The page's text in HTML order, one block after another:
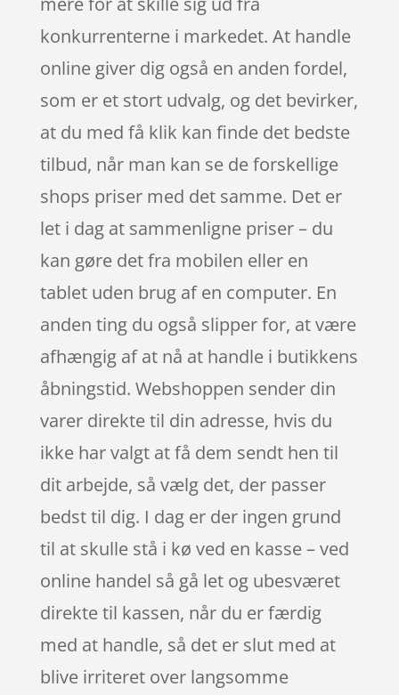
konkurrenterne i markedet. At handle
online giver dig også en anden fordel,
som er et stort udvalg, og det bevirker,
at du med få klik kan finde det bedste
tilbud, når man kan se de forskellige
shops priser med det samme. Det er
let i dag at sammenligne priser – du
kan gøre det fra mobilen eller en
tablet uden brug af en computer. En
anden ting du også slipper for, at være
afhængig af at nå at handle i butikkens
åbningstid. Webshoppen sender din
varer direkte til din adresse, hvis du
ikke har valgt at få dem sendt hen til
dit arbejde, så vælg det, der passer
bedst til dig. I dag er der ingen grund
til at skulle stå i kø ved en kasse – ved
online handel så gå let og ubesværet
direkte til kassen, når du er færdig
med at handle, så det er slut med at
blive irriteret over langsomme